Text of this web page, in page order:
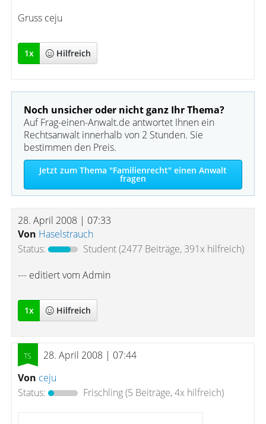
Gruss ceju
1x Hilfreich
Noch unsicher oder nicht ganz Ihr Thema?
Auf Frag-einen-Anwalt.de antwortet Ihnen ein
Rechtsanwalt innerhalb von 2 Stunden. Sie
bestimmen den Preis.
Jetzt zum Thema "Familienrecht" einen Anwalt
fragen
28. April 2008 | 07:33
Von Haselstrauch
Status:
Student(2477 Beiträge, 391x hilfreich)
--- editiert vom Admin
1x Hilfreich
28. April 2008 | 07:44
Von ceju
Status:
Frischling(5 Beiträge, 4x hilfreich)